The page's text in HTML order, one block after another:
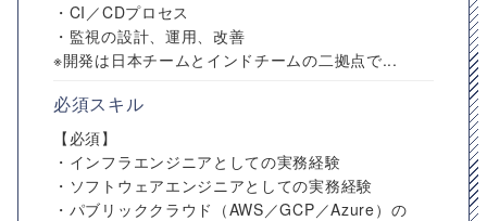
・CI／CDプロセス
・監視の設計、運用、改善
※開発は日本チームとインドチームの二拠点で...
必須スキル
【必須】
・インフラエンジニアとしての実務経験
・ソフトウェアエンジニアとしての実務経験
・パブリッククラウド（AWS／GCP／Azure）の